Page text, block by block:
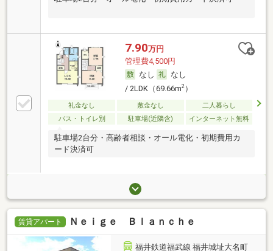
7.90万円
管理費4,500円
なし
なし
/ 2LDK（69.66m2）
礼金なし 敷金なし
二人暮らし
バス・トイレ別
駐車場(近隣含) インターネット無料
駐車場2台分・高齢者相談・オール電化・初期費用カ
ード決済可
賃貸アパート Ｎｅｉｇｅ Ｂｌａｎｃｈｅ
福井鉄道福武線 福井城址大名町